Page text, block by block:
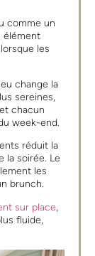
comme un
élément
les
change la
sereines,
chacun
week-end.
réduit la
la soirée. Le
les
brunch.
sur place,
fluide,